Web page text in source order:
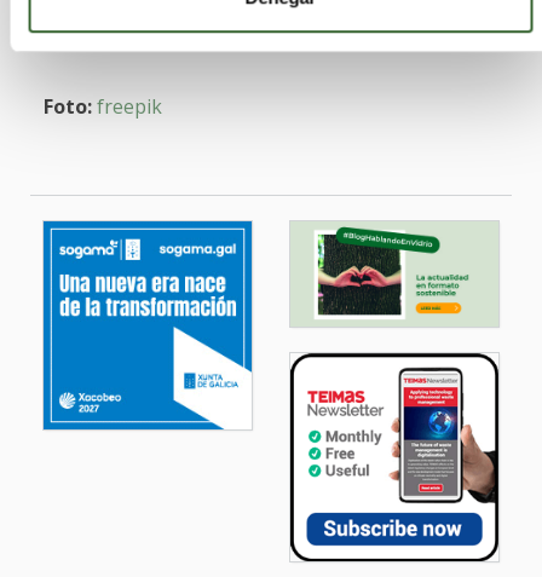
[Este contenido procede de La Gomera
original aquí]
Foto:freepik